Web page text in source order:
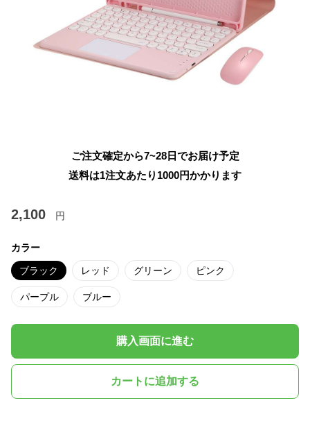
ご注文確定から7~28日でお届け予定
送料は1注文あたり 1000円かかります
2,100 円
カラー
ブラック レッド グリーン ピンク
パープル ブルー
購入画面に進む
カートに追加する